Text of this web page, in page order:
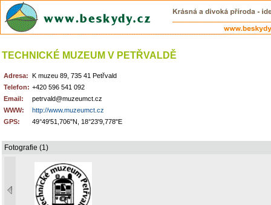
TECHNICKÉ MUZEUM V PETŘVALDĚ
Adresa: K muzeu 89, 735 41 Petřvald
Telefon: +420 596 541 092
Email:
petrvald@muzeumct.cz
WWW:
http://www.muzeumct.cz
GPS:
49°49'51,706"N, 18°23'9,778"E
Fotografie (1)